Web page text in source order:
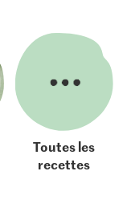
Toutes les
recettes